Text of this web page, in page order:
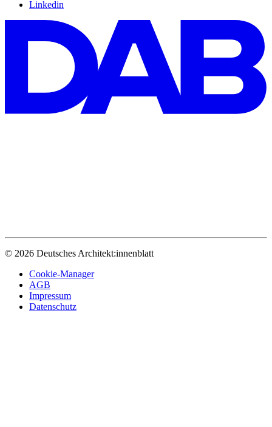
Linkedin
© 2026 Deutsches Architekt:innenblatt
Cookie-Manager
AGB
Impressum
Datenschutz